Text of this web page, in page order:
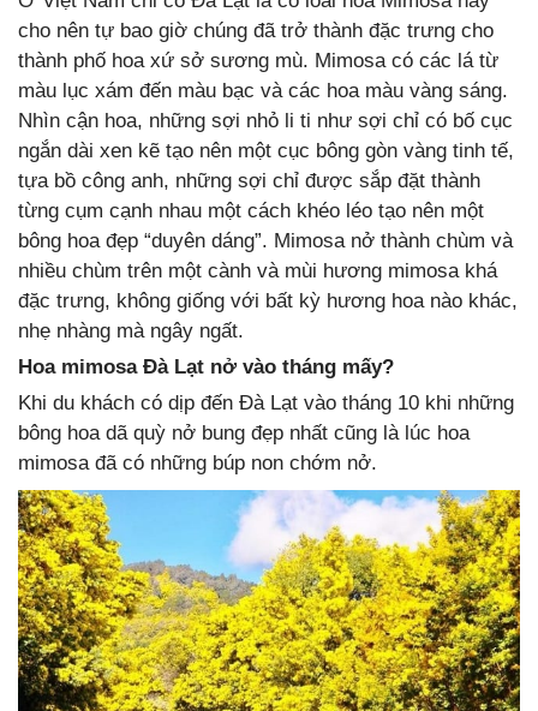
cho nên tự bao giờ chúng đã trở thành đặc trưng cho
thành phố hoa xứ sở sương mù. Mimosa có các lá từ
màu lục xám đến màu bạc và các hoa màu vàng sáng.
Nhìn cận hoa, những sợi nhỏ li ti như sợi chỉ có bố cục
ngắn dài xen kẽ tạo nên một cục bông gòn vàng tinh tế,
tựa bồ công anh, những sợi chỉ được sắp đặt thành
từng cụm cạnh nhau một cách khéo léo tạo nên một
bông hoa đẹp “duyên dáng”. Mimosa nở thành chùm và
nhiều chùm trên một cành và mùi hương mimosa khá
đặc trưng, không giống với bất kỳ hương hoa nào khác,
nhẹ nhàng mà ngây ngất.
Hoa mimosa Đà Lạt nở vào tháng mấy?
Khi du khách có dịp đến Đà Lạt vào tháng 10 khi những
bông hoa dã quỳ nở bung đẹp nhất cũng là lúc hoa
mimosa đã có những búp non chớm nở.